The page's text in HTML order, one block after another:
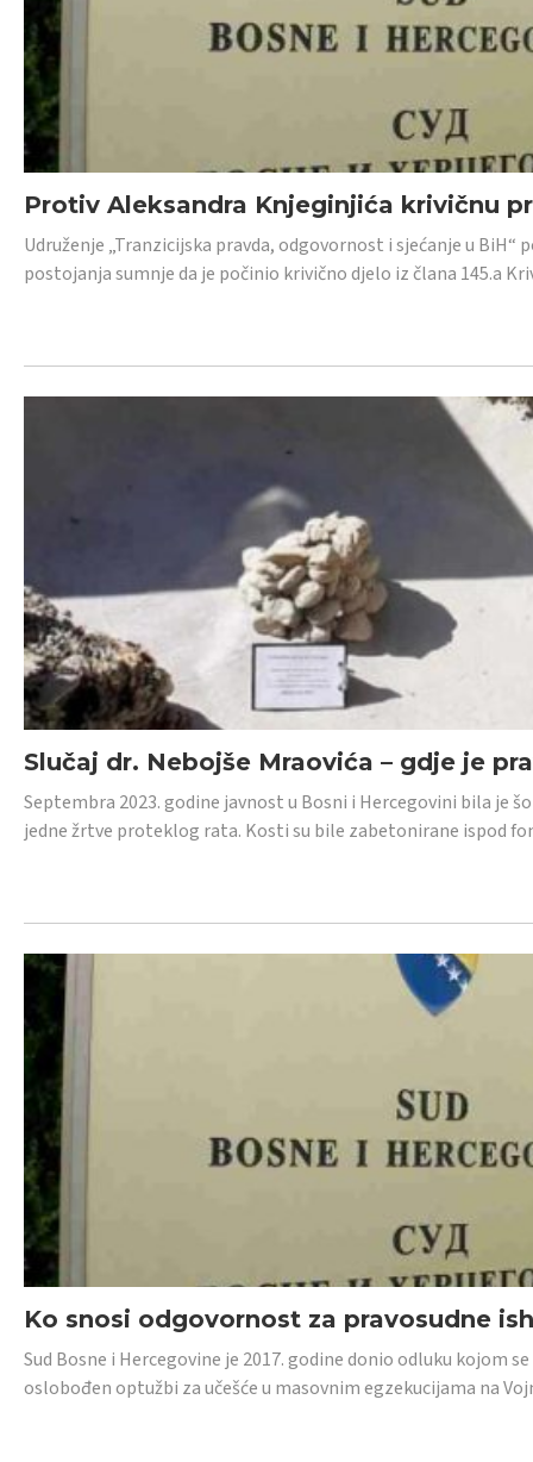
Protiv Aleksandra Knjeginjića krivičnu
Udruženje „Tranzicijska pravda, odgovornost i sjećanje u
postojanja sumnje da je počinio krivično djelo iz člana 145.a
Slučaj dr. Nebojše Mraovića – gdje je
Septembra 2023. godine javnost u Bosni i Hercegovini bila je
jedne žrtve proteklog rata. Kosti su bile zabetonirane ispod
Ko snosi odgovornost za pravosudne
Sud Bosne i Hercegovine je 2017. godine donio odluku kojom
oslobođen optužbi za učešće u masovnim egzekucijama na